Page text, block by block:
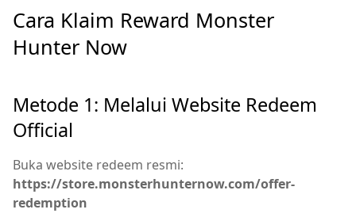
Cara Klaim Reward Monster
Hunter Now
Metode 1: Melalui Website Redeem
Official
Buka website redeem resmi:
https://store.monsterhunternow.com/offer-
redemption